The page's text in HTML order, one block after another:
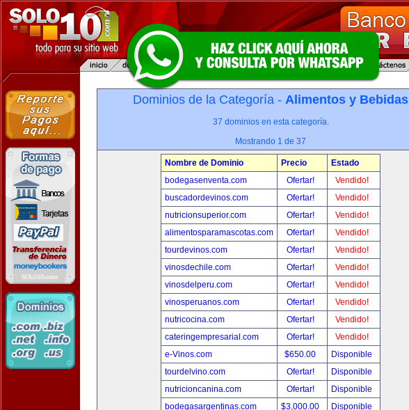
Dominios de la Categoría - Alimentos y Bebidas
37 dominios en esta categoría.
Mostrando 1 de 37
Nombre de Dominio Precio
Estado
bodegasenventa.com
Ofertar!
Vendido!
buscadordevinos.com
Ofertar!
Vendido!
nutricionsuperior.com
Ofertar!
Vendido!
alimentosparamascotas.com
Ofertar!
Vendido!
tourdevinos.com
Ofertar!
Vendido!
vinosdechile.com
Ofertar!
Vendido!
vinosdelperu.com
Ofertar!
Vendido!
vinosperuanos.com
Ofertar!
Vendido!
nutricocina.com
Ofertar!
Vendido!
cateringempresarial.com
Ofertar!
Vendido!
e-Vinos.com
$650.00
Disponible
tourdelvino.com
Ofertar!
Disponible
nutricioncanina.com
Ofertar!
Disponible
bodegasargentinas.com
$3,000.00
Disponible